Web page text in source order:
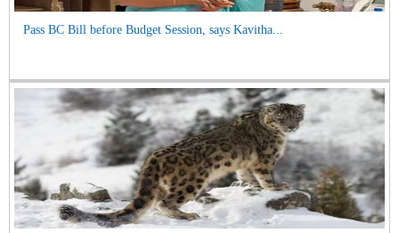
Pass BC Bill before Budget Session, says Kavitha...